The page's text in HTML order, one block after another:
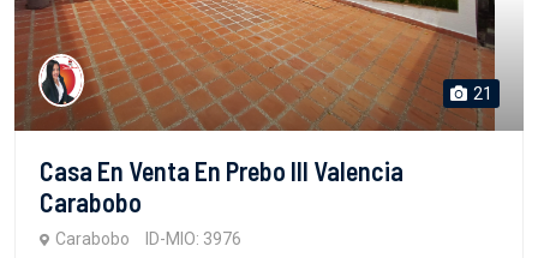
21
Casa En Venta En Prebo III Valencia
Carabobo
Carabobo ID-MIO: 3976